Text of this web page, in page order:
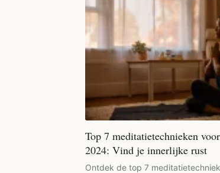
Top 7 meditatietechnieken
2024: Vind je innerlijke rust
Ontdek de top 7